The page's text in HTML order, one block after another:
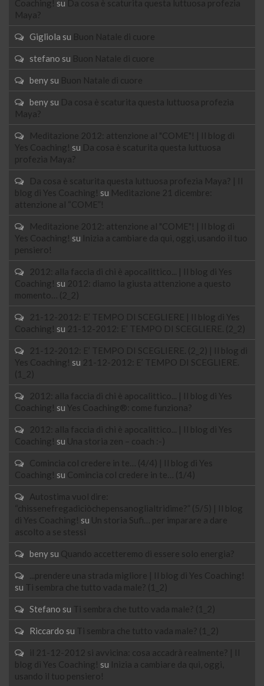
Coaching! su
Da cosa è scaturita questa luttuosa profezia
Maya?
Gigliola su Buon Natale di cuore
stefano su Buon Natale di cuore
beny su Buon Natale di cuore
beny su
Da cosa è scaturita questa luttuosa profezia
Maya?
Meditazione 2012: attenzione al "COME"! | Il blog di
Yes Coaching! su
Da cosa è scaturita questa luttuosa
profezia Maya?
Da cosa è scaturita questa luttuosa profezia Maya? | Il
blog di Yes Coaching! su
Meditazione 21 dicembre:
attenzione al “COME”!
Meditazione 2012: attenzione al "COME"! | Il blog di
Yes Coaching! su
Inizia a cambiare da qui, oggi, usando il tuo
pensiero!
2012: alla faccia di chi è apocalittico... | Il blog di Yes
Coaching! su 2012: diamo la giusta attenzione a questo
momento… (2_2)
21-12-2012: E’ TEMPO DI SCEGLIERE | Il blog di Yes
Coaching! su 21-12-2012: E’ TEMPO DI SCEGLIERE. (2_2)
21-12-2012: E’ TEMPO DI SCEGLIERE. (2_2) | Il blog di
Yes Coaching! su 21-12-2012: E’ TEMPO DI SCEGLIERE.
(1_2)
2012: alla faccia di chi è apocalittico... | Il blog di Yes
Coaching! su Yes Coaching®: come funziona?
2012: alla faccia di chi è apocalittico... | Il blog di Yes
Coaching! su Una storia zen – coach :-)
Comincia col credere in te… (4/4) | Il blog di Yes
Coaching! su Comincia col credere in te… (1/4)
Autostima vuol dire:
“chissenefregadiciòchepensanoglialtridime?” (5/5) | Il blog
di Yes Coaching! su
Un storia Sufi… per imparare a dare
ascolto a se stessi
beny su Quando accetteremo di essere solo energia?
...prendere una strada migliore | Il blog di Yes Coaching!
su
Ti sembra che tutto vada male? (1_2)
Stefano su Ti sembra che tutto vada male? (1_2)
Riccardo su Ti sembra che tutto vada male? (1_2)
il 21-12-2012 si avvicina: cosa accadrà realmente? | Il
blog di Yes Coaching! su
Inizia a cambiare da qui, oggi,
usando il tuo pensiero!